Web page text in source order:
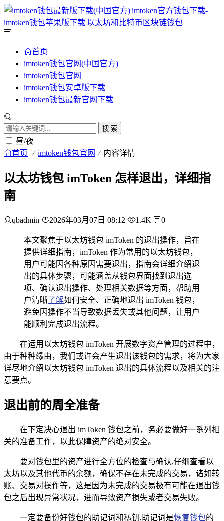
首页
imtoken钱包官网(中国官方)
imtoken钱包官网
imtoken钱包安卓版下载
imtoken钱包最新官网下载
搜 索
昼/夜
首页 imtoken钱包官网 内容详情
以太坊钱包 imToken 怎样退出，详细指
南
qbadmin 2026年03月07日 08:12 1.4K 0
本文聚焦于以太坊钱包 imToken 的退出操作，旨在
提供详细指南，imToken 作为常用的以太坊钱包，
用户可能因各种原因需要退出，指南会详细介绍退
出的具体步骤，可能涵盖从钱包界面找到退出选
项、确认退出操作、处理相关数据等方面，帮助用
户清晰了解如何安全、正确地退出 imToken 钱包，
避免因操作不当导致数据丢失或其他问题，让用户
能顺利完成退出流程。
在运用以太坊钱包 imToken 开展数字资产管理的过程中，
由于种种缘由，我们或许会产生退出该钱包的需求，将为大家
详尽地介绍以太坊钱包 imToken 退出的具体流程以及相关的注
意要点。
退出前的周全准备
在下定决心退出 imToken 钱包之前，务必要做好一系列相
关的准备工作，以此保障资产的绝对安全。
要对钱包里的资产进行全方位的检查与确认,仔细查看以
太坊以及其他代币的余额，确保不存在未完成的交易，诸如转
账、交易对操作等，这是因为未完成的交易极有可能在退出钱
包之后出现异常状况，进而导致资产损失或者交易失败。
一定要备份好钱包的助记词和私钥,助记词是恢复钱包的